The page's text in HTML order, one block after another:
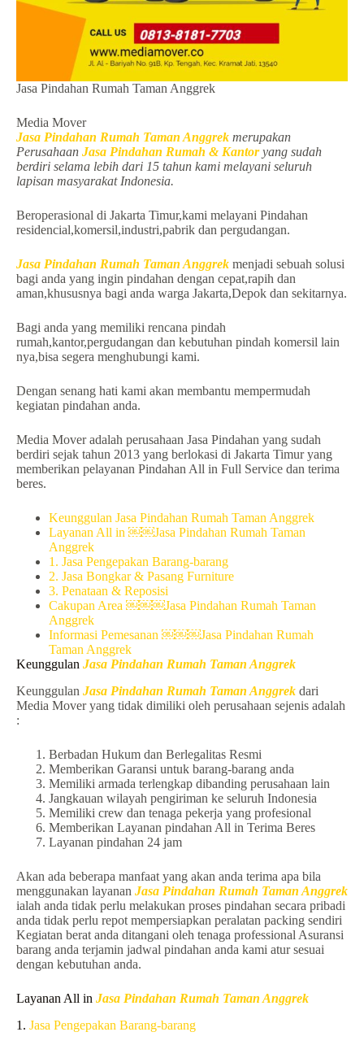
Jasa Pindahan Rumah Taman Anggrek
Media Mover
Jasa Pindahan Rumah Taman Anggrek merupakan
Perusahaan Jasa Pindahan Rumah & Kantor yang sudah
berdiri selama lebih dari 15 tahun kami melayani seluruh
lapisan masyarakat Indonesia.
Beroperasional di Jakarta Timur,kami melayani Pindahan
residencial,komersil,industri,pabrik dan pergudangan.
Jasa Pindahan Rumah Taman Anggrek menjadi sebuah solusi
bagi anda yang ingin pindahan dengan cepat,rapih dan
aman,khususnya bagi anda warga Jakarta,Depok dan sekitarnya.
Bagi anda yang memiliki rencana pindah
rumah,kantor,pergudangan dan kebutuhan pindah komersil lain
nya,bisa segera menghubungi kami.
Dengan senang hati kami akan membantu mempermudah
kegiatan pindahan anda.
Media Mover adalah perusahaan Jasa Pindahan yang sudah
berdiri sejak tahun 2013 yang berlokasi di Jakarta Timur yang
memberikan pelayanan Pindahan All in Full Service dan terima
beres.
Keunggulan Jasa Pindahan Rumah Taman Anggrek
Layanan All in ￼￼Jasa Pindahan Rumah Taman
Anggrek
1. Jasa Pengepakan Barang-barang
2. Jasa Bongkar & Pasang Furniture
3. Penataan & Reposisi
Cakupan Area ￼￼￼Jasa Pindahan Rumah Taman
Anggrek
Informasi Pemesanan ￼￼￼Jasa Pindahan Rumah
Taman Anggrek
Keunggulan Jasa Pindahan Rumah Taman Anggrek
Keunggulan Jasa Pindahan Rumah Taman Anggrek dari
Media Mover yang tidak dimiliki oleh perusahaan sejenis adalah
:
Berbadan Hukum dan Berlegalitas Resmi
Memberikan Garansi untuk barang-barang anda
Memiliki armada terlengkap dibanding perusahaan lain
Jangkauan wilayah pengiriman ke seluruh Indonesia
Memiliki crew dan tenaga pekerja yang profesional
Memberikan Layanan pindahan All in Terima Beres
Layanan pindahan 24 jam
Akan ada beberapa manfaat yang akan anda terima apa bila
menggunakan layanan Jasa Pindahan Rumah Taman Anggrek
ialah anda tidak perlu melakukan proses pindahan secara pribadi
anda tidak perlu repot mempersiapkan peralatan packing sendiri
Kegiatan berat anda ditangani oleh tenaga professional Asuransi
barang anda terjamin jadwal pindahan anda kami atur sesuai
dengan kebutuhan anda.
Layanan All in Jasa Pindahan Rumah Taman Anggrek
1. Jasa Pengepakan Barang-barang